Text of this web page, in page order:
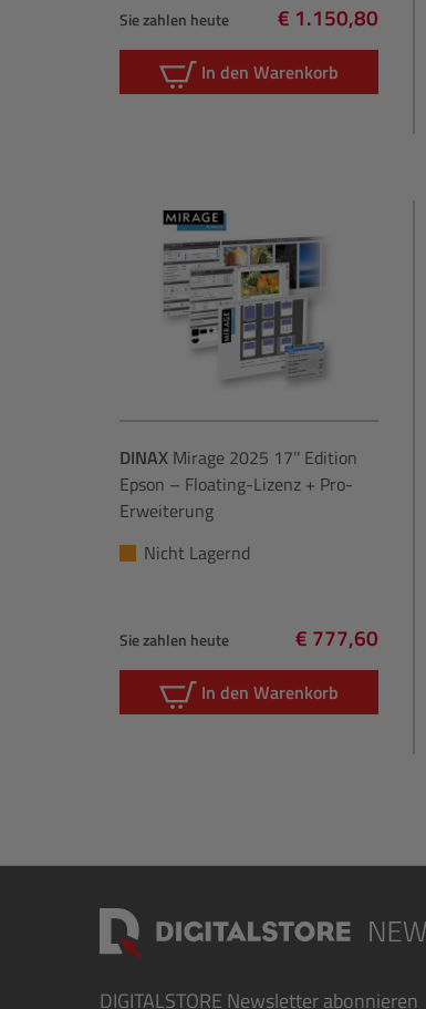
Sie zahlen heute
Regulärer Preis:
€ 1.150,80
In den Warenkorb
DINAX Mirage 2025 17'' Edition
Epson – Floating-Lizenz + Pro-
Erweiterung
Nicht Lagernd
Sie zahlen heute
Regulärer Preis:
€ 777,60
In den Warenkorb
DIGITALSTORE Newsletter abonnieren